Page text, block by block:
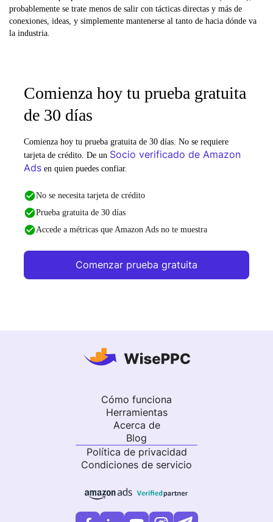
probablemente se trate menos de salir con tácticas directas y más de
conexiones, ideas, y simplemente mantenerse al tanto de hacia dónde va
la industria.
Comienza hoy tu prueba gratuita
de 30 días
Comienza hoy tu prueba gratuita de 30 días. No se requiere
tarjeta de crédito. De un Socio verificado de Amazon
Ads en quien puedes confiar.
No se necesita tarjeta de crédito
Prueba gratuita de 30 días
Accede a métricas que Amazon Ads no te muestra
Comenzar prueba gratuita
Cómo funciona
Herramientas
Acerca de
Blog
Política de privacidad
Condiciones de servicio